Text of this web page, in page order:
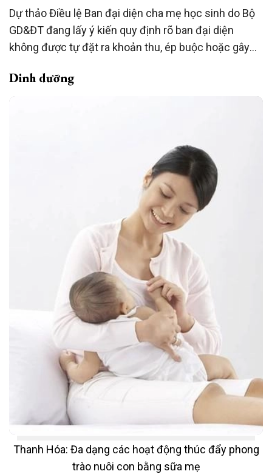
Dự thảo Điều lệ Ban đại diện cha mẹ học sinh do Bộ
GD&ĐT đang lấy ý kiến quy định rõ ban đại diện
không được tự đặt ra khoản thu, ép buộc hoặc gây
nguyện và không ảnh hưởng đến quyền lợi của học
Dinh dưỡng
Thanh Hóa: Đa dạng các hoạt động thúc đẩy phong
trào nuôi con bằng sữa mẹ